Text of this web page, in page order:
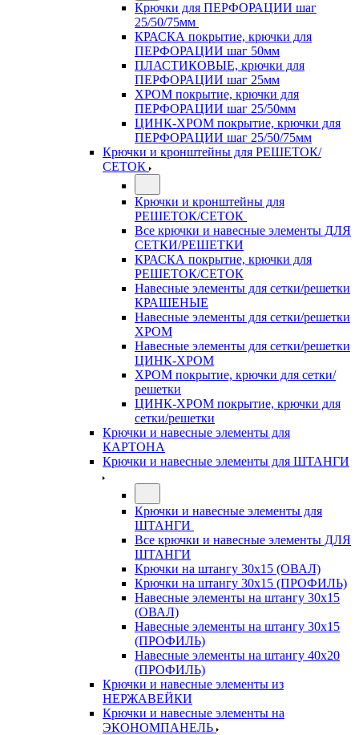
Крючки для ПЕРФОРАЦИИ шаг
25/50/75мм
КРАСКА покрытие, крючки для
ПЕРФОРАЦИИ шаг 50мм
ПЛАСТИКОВЫЕ, крючки для
ПЕРФОРАЦИИ шаг 25мм
ХРОМ покрытие, крючки для
ПЕРФОРАЦИИ шаг 25/50мм
ЦИНК-ХРОМ покрытие, крючки для
ПЕРФОРАЦИИ шаг 25/50/75мм
Крючки и кронштейны для РЕШЕТОК/
СЕТОК
Крючки и кронштейны для
РЕШЕТОК/СЕТОК
Все крючки и навесные элементы ДЛЯ
СЕТКИ/РЕШЕТКИ
КРАСКА покрытие, крючки для
РЕШЕТОК/СЕТОК
Навесные элементы для сетки/решетки
КРАШЕНЫЕ
Навесные элементы для сетки/решетки
ХРОМ
Навесные элементы для сетки/решетки
ЦИНК-ХРОМ
ХРОМ покрытие, крючки для сетки/
решетки
ЦИНК-ХРОМ покрытие, крючки для
сетки/решетки
Крючки и навесные элементы для
КАРТОНА
Крючки и навесные элементы для ШТАНГИ
Крючки и навесные элементы для
ШТАНГИ
Все крючки и навесные элементы ДЛЯ
ШТАНГИ
Крючки на штангу 30х15 (ОВАЛ)
Крючки на штангу 30х15 (ПРОФИЛЬ)
Навесные элементы на штангу 30х15
(ОВАЛ)
Навесные элементы на штангу 30х15
(ПРОФИЛЬ)
Навесные элементы на штангу 40х20
(ПРОФИЛЬ)
Крючки и навесные элементы из
НЕРЖАВЕЙКИ
Крючки и навесные элементы на
ЭКОНОМПАНЕЛЬ